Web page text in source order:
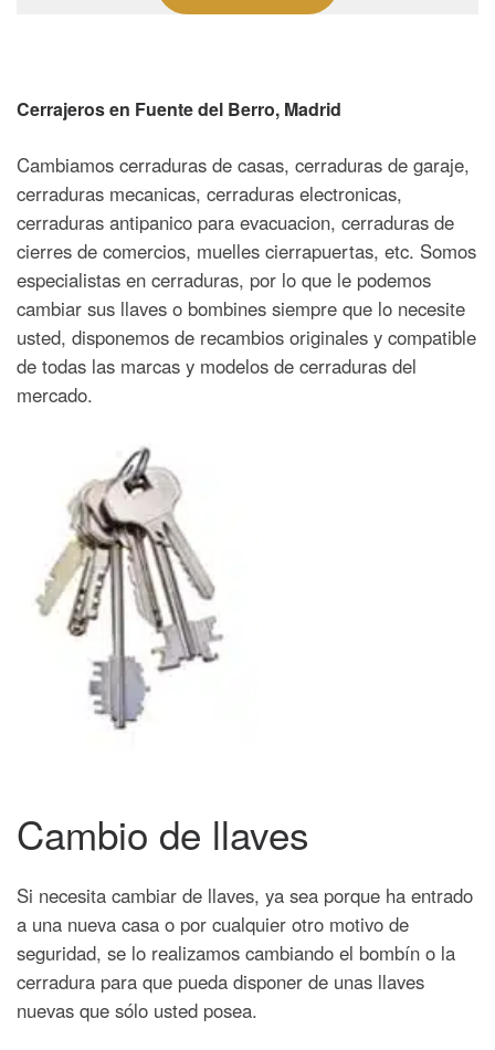
Cerrajeros en Fuente del Berro, Madrid
Cambiamos cerraduras de casas, cerraduras de garaje,
cerraduras mecanicas, cerraduras electronicas,
cerraduras antipanico para evacuacion, cerraduras de
cierres de comercios, muelles cierrapuertas, etc. Somos
especialistas en cerraduras, por lo que le podemos
cambiar sus llaves o bombines siempre que lo necesite
usted, disponemos de recambios originales y compatible
de todas las marcas y modelos de cerraduras del
mercado.
Cambio de llaves
Si necesita cambiar de llaves, ya sea porque ha entrado
a una nueva casa o por cualquier otro motivo de
seguridad, se lo realizamos cambiando el bombín o la
cerradura para que pueda disponer de unas llaves
nuevas que sólo usted posea.